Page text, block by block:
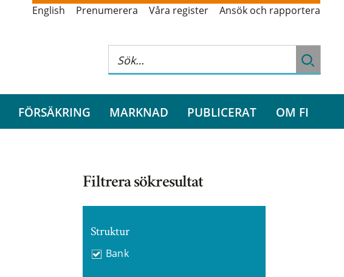
English Prenumerera Våra register Ansök och rapportera
FÖRSÄKRING MARKNAD PUBLICERAT OM FI
Filtrera sökresultat
Struktur
Bank